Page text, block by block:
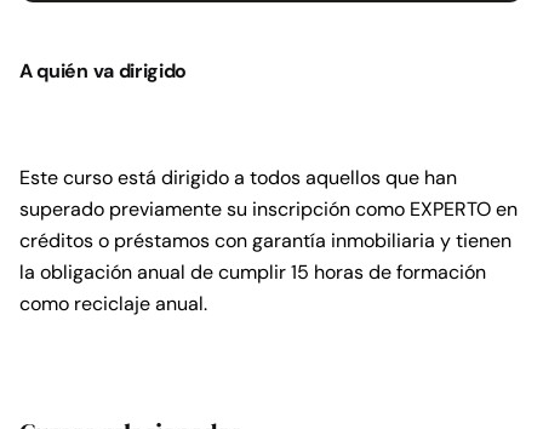
5
A quién va dirigido
Este curso está dirigido a todos aquellos que han
superado previamente su inscripción como EXPERTO en
créditos o préstamos con garantía inmobiliaria y tienen
la obligación anual de cumplir 15 horas de formación
como reciclaje anual.